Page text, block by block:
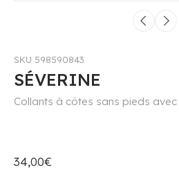
SKU 598590843
SÉVERINE
Collants à côtes sans pieds
34,00€